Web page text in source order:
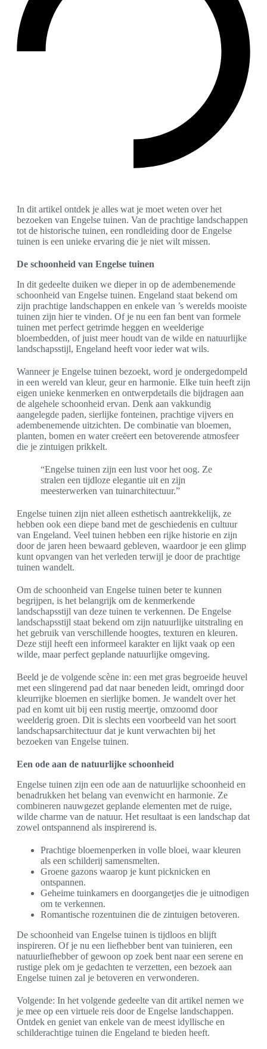
In dit artikel ontdek je alles wat je moet weten over het
bezoeken van Engelse tuinen. Van de prachtige landschappen
tot de historische tuinen, een rondleiding door de Engelse
tuinen is een unieke ervaring die je niet wilt missen.
De schoonheid van Engelse tuinen
In dit gedeelte duiken we dieper in op de adembenemende
schoonheid van Engelse tuinen. Engeland staat bekend om
zijn prachtige landschappen en enkele van ’s werelds mooiste
tuinen zijn hier te vinden. Of je nu een fan bent van formele
tuinen met perfect getrimde heggen en weelderige
bloembedden, of juist meer houdt van de wilde en natuurlijke
landschapsstijl, Engeland heeft voor ieder wat wils.
Wanneer je Engelse tuinen bezoekt, word je ondergedompeld
in een wereld van kleur, geur en harmonie. Elke tuin heeft zijn
eigen unieke kenmerken en ontwerpdetails die bijdragen aan
de algehele schoonheid ervan. Denk aan vakkundig
aangelegde paden, sierlijke fonteinen, prachtige vijvers en
adembenemende uitzichten. De combinatie van bloemen,
planten, bomen en water creëert een betoverende atmosfeer
die je zintuigen prikkelt.
“Engelse tuinen zijn een lust voor het oog. Ze
stralen een tijdloze elegantie uit en zijn
meesterwerken van tuinarchitectuur.”
Engelse tuinen zijn niet alleen esthetisch aantrekkelijk, ze
hebben ook een diepe band met de geschiedenis en cultuur
van Engeland. Veel tuinen hebben een rijke historie en zijn
door de jaren heen bewaard gebleven, waardoor je een glimp
kunt opvangen van het verleden terwijl je door de prachtige
tuinen wandelt.
Om de schoonheid van Engelse tuinen beter te kunnen
begrijpen, is het belangrijk om de kenmerkende
landschapsstijl van deze tuinen te verkennen. De Engelse
landschapsstijl staat bekend om zijn natuurlijke uitstraling en
het gebruik van verschillende hoogtes, texturen en kleuren.
Deze stijl heeft een informeel karakter en lijkt vaak op een
wilde, maar perfect geplande natuurlijke omgeving.
Beeld je de volgende scène in: een met gras begroeide heuvel
met een slingerend pad dat naar beneden leidt, omringd door
kleurrijke bloemen en sierlijke bomen. Je wandelt over het
pad en komt uit bij een rustig meertje, omzoomd door
weelderig groen. Dit is slechts een voorbeeld van het soort
landschapsarchitectuur dat je kunt verwachten bij het
bezoeken van Engelse tuinen.
Een ode aan de natuurlijke schoonheid
Engelse tuinen zijn een ode aan de natuurlijke schoonheid en
benadrukken het belang van evenwicht en harmonie. Ze
combineren nauwgezet geplande elementen met de ruige,
wilde charme van de natuur. Het resultaat is een landschap dat
zowel ontspannend als inspirerend is.
Prachtige bloemenperken in volle bloei, waar kleuren
als een schilderij samensmelten.
Groene gazons waarop je kunt picknicken en
ontspannen.
Geheime tuinkamers en doorgangetjes die je uitnodigen
om te verkennen.
Romantische rozentuinen die de zintuigen betoveren.
De schoonheid van Engelse tuinen is tijdloos en blijft
inspireren. Of je nu een liefhebber bent van tuinieren, een
natuurliefhebber of gewoon op zoek bent naar een serene en
rustige plek om je gedachten te verzetten, een bezoek aan
Engelse tuinen zal je betoveren en verwonderen.
Volgende: In het volgende gedeelte van dit artikel nemen we
je mee op een virtuele reis door de Engelse landschappen.
Ontdek en geniet van enkele van de meest idyllische en
schilderachtige tuinen die Engeland te bieden heeft.